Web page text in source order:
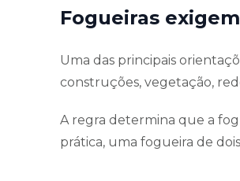
Fogueiras
Uma das principais
construções, vegetação,
A regra determina que a
prática, uma fogueira de